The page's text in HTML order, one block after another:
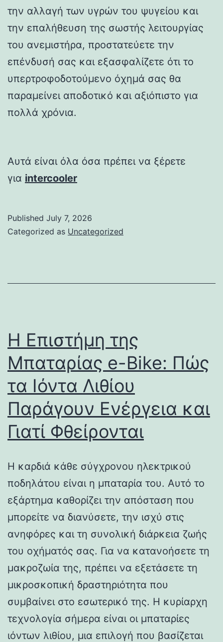
την αλλαγή των υγρών του ψυγείου και
την επαλήθευση της σωστής λειτουργίας
του ανεμιστήρα, προστατεύετε την
επένδυσή σας και εξασφαλίζετε ότι το
υπερτροφοδοτούμενο όχημά σας θα
παραμείνει αποδοτικό και αξιόπιστο για
πολλά χρόνια.
Αυτά είναι όλα όσα πρέπει να ξέρετε
για intercooler
Published July 7, 2026
Categorized as Uncategorized
Η Επιστήμη της
Μπαταρίας e-Bike: Πώς
τα Ιόντα Λιθίου
Παράγουν Ενέργεια και
Γιατί Φθείρονται
Η καρδιά κάθε σύγχρονου ηλεκτρικού
ποδηλάτου είναι η μπαταρία του. Αυτό το
εξάρτημα καθορίζει την απόσταση που
μπορείτε να διανύσετε, την ισχύ στις
ανηφόρες και τη συνολική διάρκεια ζωής
του οχήματός σας. Για να κατανοήσετε τη
μακροζωία της, πρέπει να εξετάσετε τη
μικροσκοπική δραστηριότητα που
συμβαίνει στο εσωτερικό της. Η κυρίαρχη
τεχνολογία σήμερα είναι οι μπαταρίες
ιόντων λιθίου, μια επιλογή που βασίζεται